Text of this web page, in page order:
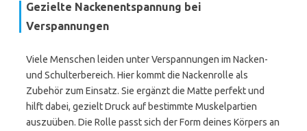
Gezielte Nackenentspannung bei
Verspannungen
Viele Menschen leiden unter Verspannungen im Nacken-
und Schulterbereich. Hier kommt die Nackenrolle als
Zubehör zum Einsatz. Sie ergänzt die Matte perfekt und
hilft dabei, gezielt Druck auf bestimmte Muskelpartien
auszuüben. Die Rolle passt sich der Form deines Körpers an